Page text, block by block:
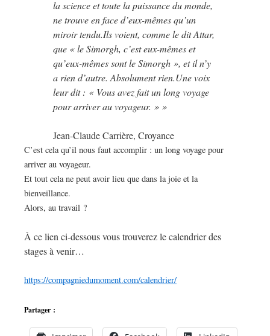
la science et toute la puissance du monde,
ne trouve en face d’eux-mêmes qu’un
miroir tendu.Ils voient, comme le dit Attar,
que « le Simorgh, c’est eux-mêmes et
qu’eux-mêmes sont le Simorgh », et il n’y
a rien d’autre. Absolument rien.Une voix
leur dit : « Vous avez fait un long voyage
pour arriver au voyageur. » »
Jean-Claude Carrière, Croyance
C’est cela qu’il nous faut accomplir : un long voyage pour
arriver au voyageur.
Et tout cela ne peut avoir lieu que dans la joie et la
bienveillance.
Alors, au travail ?
À ce lien ci-dessous vous trouverez le calendrier des
stages à venir…
https://compagniedumoment.com/calendrier/
Partager :